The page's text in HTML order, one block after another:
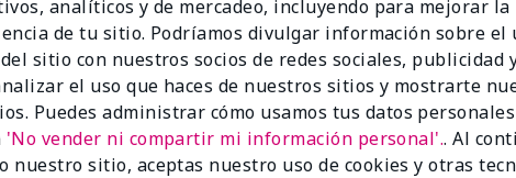
94%
de los encuestados
recomendaría a un
amigo.
analíticos y de mercadeo, incluyendo para mejorar la
de tu sitio. Podríamos divulgar información sobre el
sitio con nuestros socios de redes sociales, publicidad
el uso que haces de nuestros sitios y mostrarte
Puedes administrar cómo usamos tus datos
'No vender ni compartir mi información personal'.. Al
nuestro sitio, aceptas nuestro uso de cookies y otras